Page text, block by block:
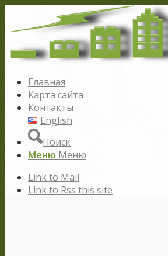
Главная
Карта сайта
Контакты
English
Поиск
Меню Меню
Link to Mail
Link to Rss this site